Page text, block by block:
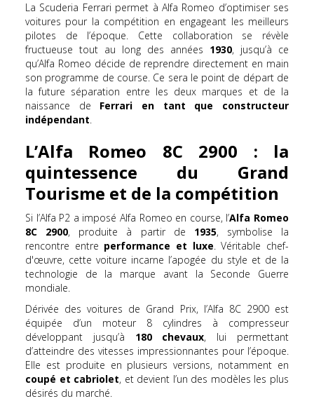
La Scuderia Ferrari permet à Alfa Romeo d’optimiser ses
voitures pour la compétition en engageant les meilleurs
pilotes de l’époque. Cette collaboration se révèle
fructueuse tout au long des années 1930, jusqu’à ce
qu’Alfa Romeo décide de reprendre directement en main
son programme de course. Ce sera le point de départ de
la future séparation entre les deux marques et de la
naissance de Ferrari en tant que constructeur
indépendant.
L’Alfa Romeo 8C 2900 : la
quintessence du Grand
Tourisme et de la compétition
Si l’Alfa P2 a imposé Alfa Romeo en course, l’Alfa Romeo
8C 2900, produite à partir de 1935, symbolise la
rencontre entre performance et luxe. Véritable chef-
d'œuvre, cette voiture incarne l’apogée du style et de la
technologie de la marque avant la Seconde Guerre
mondiale.
Dérivée des voitures de Grand Prix, l’Alfa 8C 2900 est
équipée d’un moteur 8 cylindres à compresseur
développant jusqu’à 180 chevaux, lui permettant
d’atteindre des vitesses impressionnantes pour l’époque.
Elle est produite en plusieurs versions, notamment en
coupé et cabriolet, et devient l’un des modèles les plus
désirés du marché.